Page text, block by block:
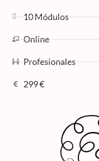
10 Módulos
Online
Profesionales
299 €